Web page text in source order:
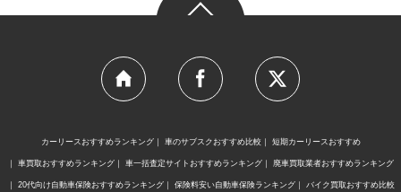
カーリースおすすめランキング 車のサブスクおすすめ比較 短期カーリースおすすめ
車買取おすすめランキング 車一括査定サイトおすすめランキング 廃車買取業者おすすめランキング
20代向け自動車保険おすすめランキング 保険料安い自動車保険ランキング バイク買取おすすめ比較